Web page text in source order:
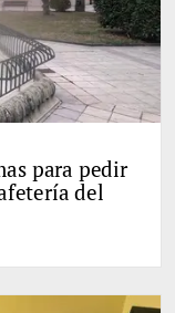
para pedir
del